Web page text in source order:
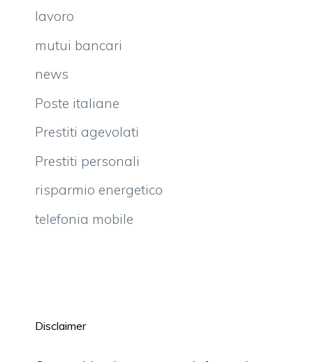
lavoro
mutui bancari
news
Poste italiane
Prestiti agevolati
Prestiti personali
risparmio energetico
telefonia mobile
Disclaimer